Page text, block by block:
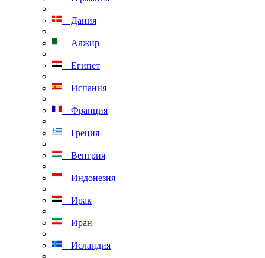
Дания
Алжир
Египет
Испания
Франция
Греция
Венгрия
Индонезия
Ирак
Иран
Исландия